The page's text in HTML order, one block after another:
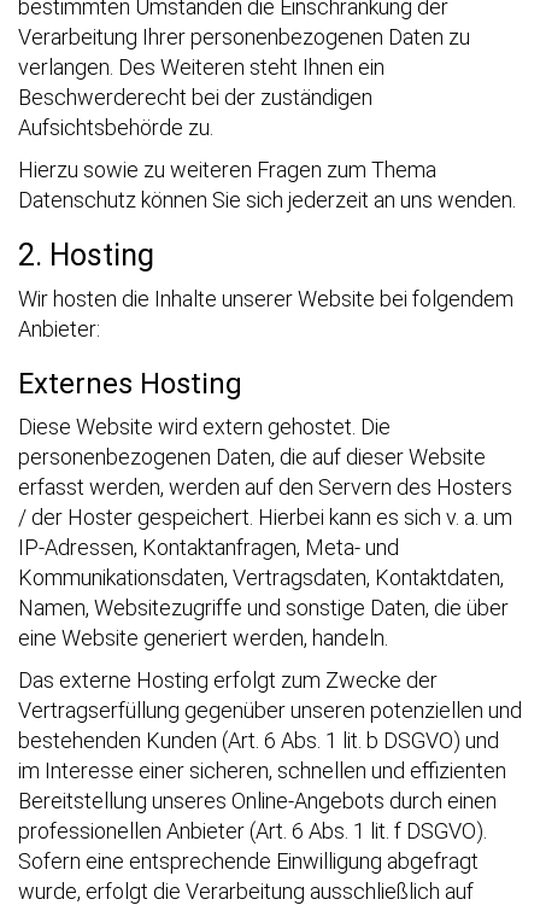
bestimmten Umständen die Einschränkung der
Verarbeitung Ihrer personenbezogenen Daten zu
verlangen. Des Weiteren steht Ihnen ein
Beschwerderecht bei der zuständigen
Aufsichtsbehörde zu.
Hierzu sowie zu weiteren Fragen zum Thema
Datenschutz können Sie sich jederzeit an uns wenden.
2. Hosting
Wir hosten die Inhalte unserer Website bei folgendem
Anbieter:
Externes Hosting
Diese Website wird extern gehostet. Die
personenbezogenen Daten, die auf dieser Website
erfasst werden, werden auf den Servern des Hosters
/ der Hoster gespeichert. Hierbei kann es sich v. a. um
IP-Adressen, Kontaktanfragen, Meta- und
Kommunikationsdaten, Vertragsdaten, Kontaktdaten,
Namen, Websitezugriffe und sonstige Daten, die über
eine Website generiert werden, handeln.
Das externe Hosting erfolgt zum Zwecke der
Vertragserfüllung gegenüber unseren potenziellen und
bestehenden Kunden (Art. 6 Abs. 1 lit. b DSGVO) und
im Interesse einer sicheren, schnellen und effizienten
Bereitstellung unseres Online-Angebots durch einen
professionellen Anbieter (Art. 6 Abs. 1 lit. f DSGVO).
Sofern eine entsprechende Einwilligung abgefragt
wurde, erfolgt die Verarbeitung ausschließlich auf